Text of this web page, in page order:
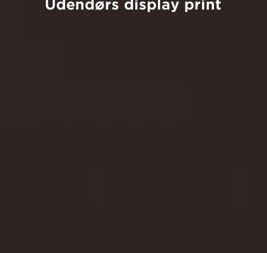
Udendørs display print